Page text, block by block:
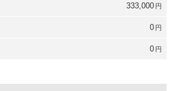
333,000 円
0 円
0 円